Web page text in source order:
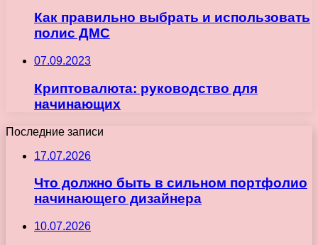
Как правильно выбрать и использовать
полис ДМС
07.09.2023
Криптовалюта: руководство для
начинающих
Последние записи
17.07.2026
Что должно быть в сильном портфолио
начинающего дизайнера
10.07.2026